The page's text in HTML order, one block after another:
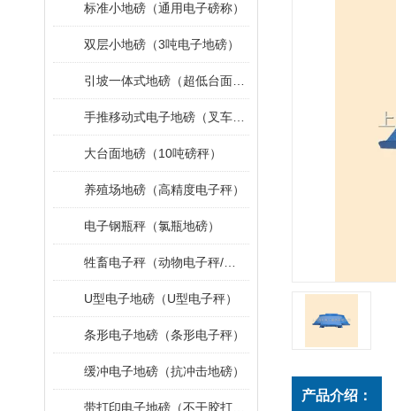
标准小地磅（通用电子磅称）
双层小地磅（3吨电子地磅）
大台面地磅（10吨磅秤）
养殖场地磅（高精度电子秤）
电子钢瓶秤（氯瓶地磅）
U型电子地磅（U型电子秤）
条形电子地磅（条形电子秤）
缓冲电子地磅（抗冲击地磅）
产品介绍：